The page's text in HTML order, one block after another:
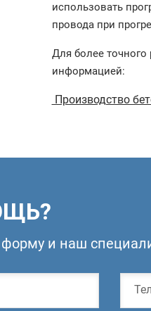
использовать
провода при
Для более
информацией:
Производство
и наш